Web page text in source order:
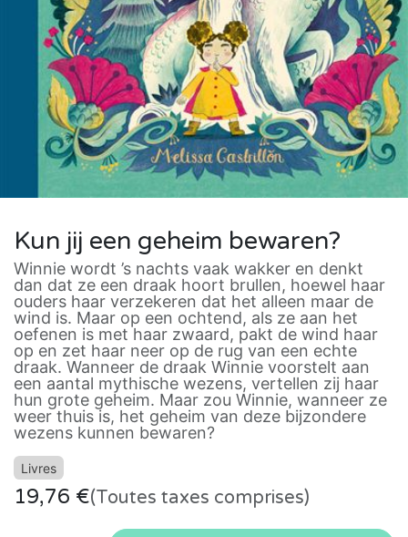
Kun jij een geheim bewaren?
Winnie wordt ’s nachts vaak wakker en denkt
dan dat ze een draak hoort brullen, hoewel haar
ouders haar verzekeren dat het alleen maar de
wind is. Maar op een ochtend, als ze aan het
oefenen is met haar zwaard, pakt de wind haar
op en zet haar neer op de rug van een echte
draak. Wanneer de draak Winnie voorstelt aan
een aantal mythische wezens, vertellen zij haar
hun grote geheim. Maar zou Winnie, wanneer ze
weer thuis is, het geheim van deze bijzondere
wezens kunnen bewaren?
Livres
19,76 €(Toutes taxes comprises)